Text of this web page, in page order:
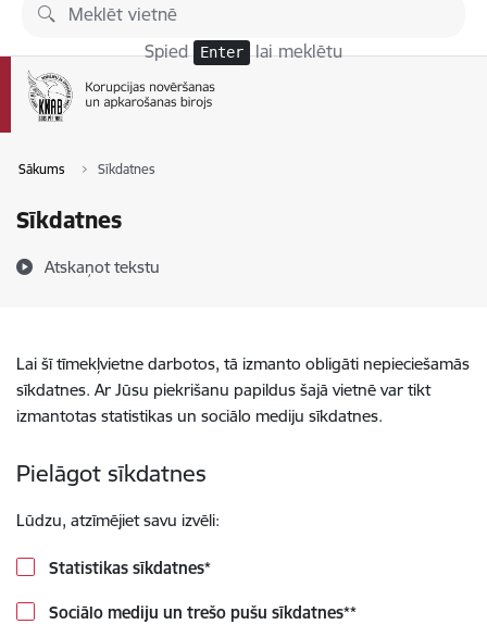
Pāriet uz lapas saturu
Spied Enter lai meklētu
Sākums Sīkdatnes
Sīkdatnes
Atskaņot tekstu
Lai šī tīmekļvietne darbotos, tā izmanto obligāti nepieciešamās
sīkdatnes. Ar Jūsu piekrišanu papildus šajā vietnē var tikt
izmantotas statistikas un sociālo mediju sīkdatnes.
Pielāgot sīkdatnes
Lūdzu, atzīmējiet savu izvēli:
Statistikas sīkdatnes*
Sociālo mediju un trešo pušu sīkdatnes**